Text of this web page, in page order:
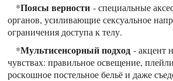
*Поясы верности- специальные
органов, усиливающие сексуальное
ограничения доступа к телу.
*Мультисенсорный подход - акцент
чувствах: правильное освещение,
роскошное постельное бельё и даже